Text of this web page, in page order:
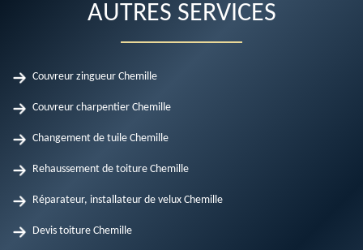
AUTRES SERVICES
Couvreur zingueur Chemille
Couvreur charpentier Chemille
Changement de tuile Chemille
Rehaussement de toiture Chemille
Réparateur, installateur de velux Chemille
Devis toiture Chemille